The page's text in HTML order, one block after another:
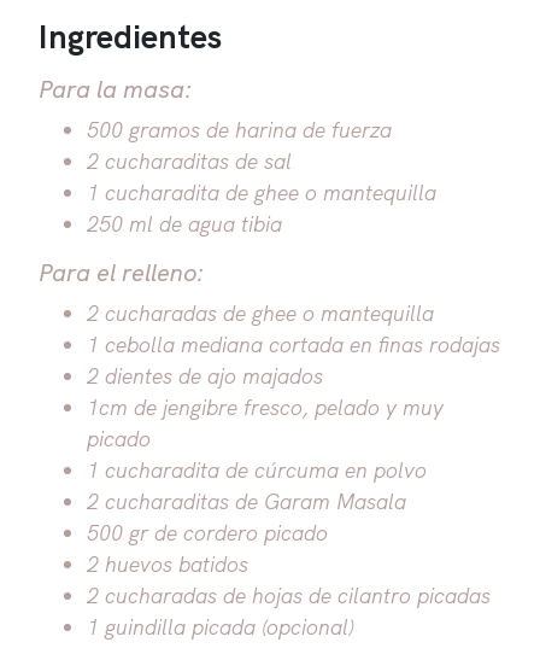
Ingredientes
Para la masa:
500 gramos de harina de fuerza
2 cucharaditas de sal
1 cucharadita de ghee o mantequilla
250 ml de agua tibia
Para el relleno:
2 cucharadas de ghee o mantequilla
1 cebolla mediana cortada en finas rodajas
2 dientes de ajo majados
1cm de jengibre fresco, pelado y muy
picado
1 cucharadita de cúrcuma en polvo
2 cucharaditas de Garam Masala
500 gr de cordero picado
2 huevos batidos
2 cucharadas de hojas de cilantro picadas
1 guindilla picada (opcional)